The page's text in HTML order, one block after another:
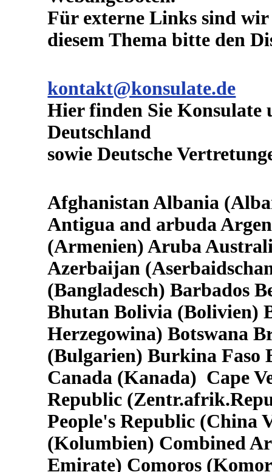
Für externe Links sind
diesem Thema bitte den
kontakt@konsulate.de
Hier finden Sie Konsulate
Deutschland
sowie Deutsche
Afghanistan Albania
Antigua and arbuda
(Armenien) Aruba
Azerbaijan
(Bangladesch) Barbados
Bhutan Bolivia (Bolivien)
Herzegowina) Botswana
(Bulgarien) Burkina Faso
Canada (Kanada) Cape
Republic
People's Republic (China
(Kolumbien) Combined
Emirate) Comoros